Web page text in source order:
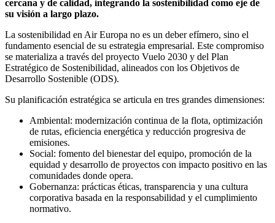
cercana y de calidad, integrando la sostenibilidad como eje de
su visión a largo plazo.
La sostenibilidad en Air Europa no es un deber efímero, sino el
fundamento esencial de su estrategia empresarial. Este compromiso
se materializa a través del proyecto Vuelo 2030 y del Plan
Estratégico de Sostenibilidad, alineados con los Objetivos de
Desarrollo Sostenible (ODS).
Su planificación estratégica se articula en tres grandes dimensiones:
Ambiental: modernización continua de la flota, optimización
de rutas, eficiencia energética y reducción progresiva de
emisiones.
Social: fomento del bienestar del equipo, promoción de la
equidad y desarrollo de proyectos con impacto positivo en las
comunidades donde opera.
Gobernanza: prácticas éticas, transparencia y una cultura
corporativa basada en la responsabilidad y el cumplimiento
normativo.